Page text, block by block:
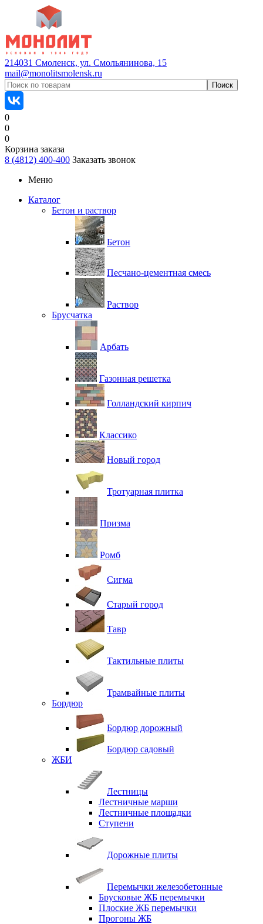
214031 Смоленск, ул. Смольянинова, 15
mail@monolitsmolensk.ru
0
0
0
Корзина заказа
8 (4812) 400-400 Заказать звонок
Меню
Каталог
Бетон и раствор
Бетон
Песчано-цементная смесь
Раствор
Брусчатка
Арбать
Газонная решетка
Голландский кирпич
Классико
Новый город
Тротуарная плитка
Призма
Ромб
Сигма
Старый город
Тавр
Тактильные плиты
Трамвайные плиты
Бордюр
Бордюр дорожный
Бордюр садовый
ЖБИ
Лестницы
Лестничные марши
Лестничные площадки
Ступени
Дорожные плиты
Перемычки железобетонные
Брусковые ЖБ перемычки
Плоские ЖБ перемычки
Прогоны ЖБ